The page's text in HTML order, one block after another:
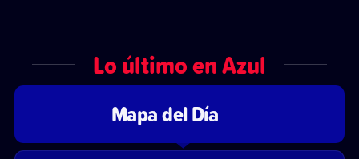
Lo último en Azul
Mapa del Día